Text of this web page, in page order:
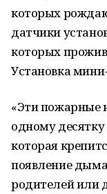
которых
датчики
которых
Установка
«Эти пожарные
одному
которая
появление
родителей или